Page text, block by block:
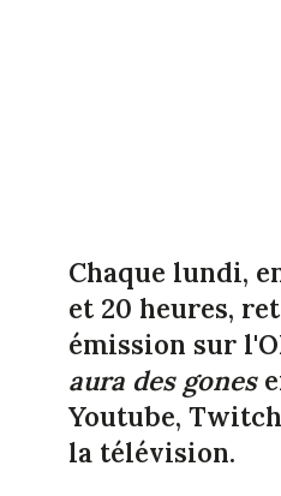
Chaque lundi,
et 20 heures,
émission sur
aura des gones
Youtube,
la télévision.